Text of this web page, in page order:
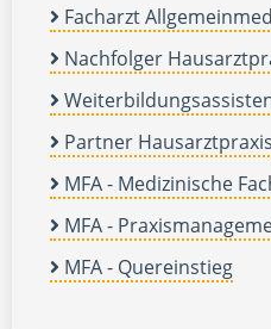
Facharzt
Nachfolger
Partner Hausarztpraxis
MFA - Medizinische
MFA -
MFA - Quereinstieg